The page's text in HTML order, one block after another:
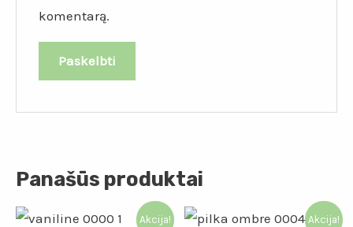
komentarą.
Panašūs produktai
Akcija! Akcija!